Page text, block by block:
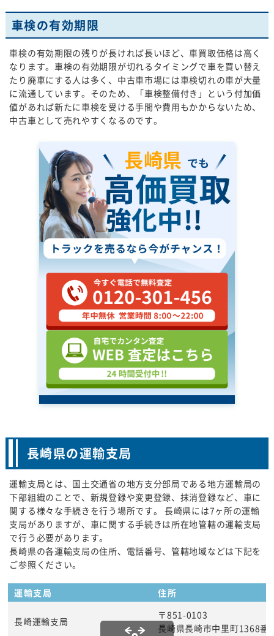
車検の有効期限
車検の有効期限の残りが長ければ長いほど、車買取価格は高く
なります。車検の有効期限が切れるタイミングで車を買い替え
たり廃車にする人は多く、中古車市場には車検切れの車が大量
に流通しています。そのため、「車検整備付き」という付加価
値があれば新たに車検を受ける手間や費用もかからないため、
中古車として売れやすくなるのです。
長崎県
長崎県の運輸支局
運輸支局とは、国土交通省の地方支分部局である地方運輸局の
下部組織のことで、新規登録や変更登録、抹消登録など、車に
関する様々な手続きを行う場所です。 長崎県には7ヶ所の運輸
支局がありますが、車に関する手続きは所在地管轄の運輸支局
で行う必要があります。
長崎県の各運輸支局の住所、電話番号、管轄地域などは下記を
ご参照ください。
運輸支局 住所
長崎運輸支局
〒851-0103
長崎県長崎市中里町1368番